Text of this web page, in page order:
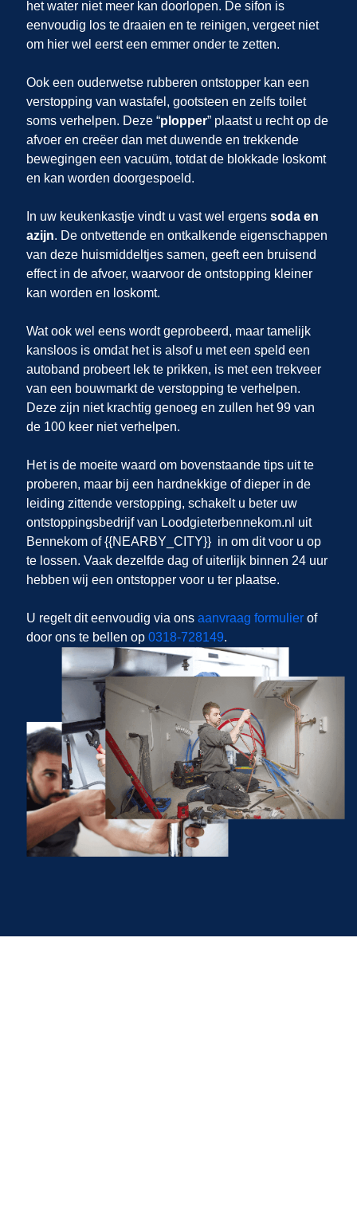
het water niet meer kan doorlopen. De sifon is
eenvoudig los te draaien en te reinigen, vergeet niet
om hier wel eerst een emmer onder te zetten.
Ook een ouderwetse rubberen ontstopper kan een
verstopping van wastafel, gootsteen en zelfs toilet
soms verhelpen. Deze “plopper” plaatst u recht op de
afvoer en creëer dan met duwende en trekkende
bewegingen een vacuüm, totdat de blokkade loskomt
en kan worden doorgespoeld.
In uw keukenkastje vindt u vast wel ergens soda en
azijn. De ontvettende en ontkalkende eigenschappen
van deze huismiddeltjes samen, geeft een bruisend
effect in de afvoer, waarvoor de ontstopping kleiner
kan worden en loskomt.
Wat ook wel eens wordt geprobeerd, maar tamelijk
kansloos is omdat het is alsof u met een speld een
autoband probeert lek te prikken, is met een trekveer
van een bouwmarkt de verstopping te verhelpen.
Deze zijn niet krachtig genoeg en zullen het 99 van
de 100 keer niet verhelpen.
Het is de moeite waard om bovenstaande tips uit te
proberen, maar bij een hardnekkige of dieper in de
leiding zittende verstopping, schakelt u beter uw
ontstoppingsbedrijf van Loodgieterbennekom.nl uit
Bennekom of {{NEARBY_CITY}} in om dit voor u op
te lossen. Vaak dezelfde dag of uiterlijk binnen 24 uur
hebben wij een ontstopper voor u ter plaatse.
U regelt dit eenvoudig via ons aanvraag formulierof
door ons te bellen op 0318-728149.